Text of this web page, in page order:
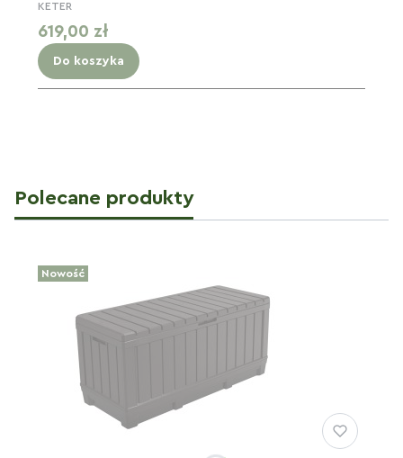
KETER
Cena
619,00 zł
Do koszyka
Polecane produkty
Nowość